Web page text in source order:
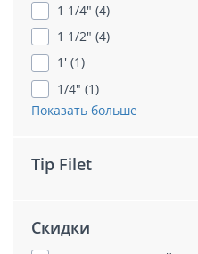
1 1/4" (4)
1 1/2" (4)
1' (1)
1/4" (1)
Показать больше
Tip Filet
Скидки